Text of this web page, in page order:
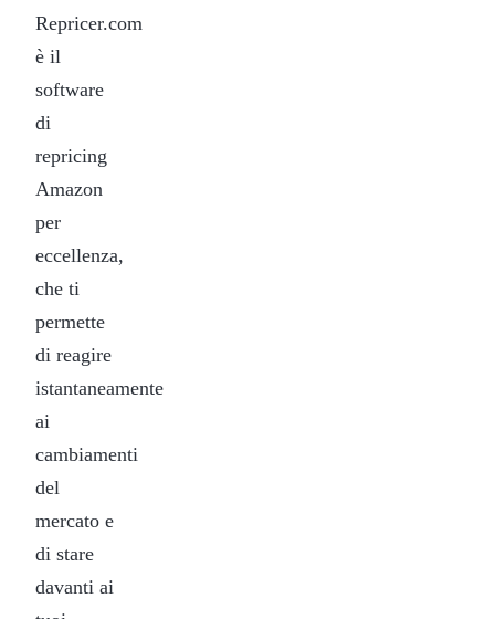
Repricer.com
è il
software
di
repricing
Amazon
per
eccellenza,
che ti
permette
di reagire
istantaneamente
ai
cambiamenti
del
mercato e
di stare
davanti ai